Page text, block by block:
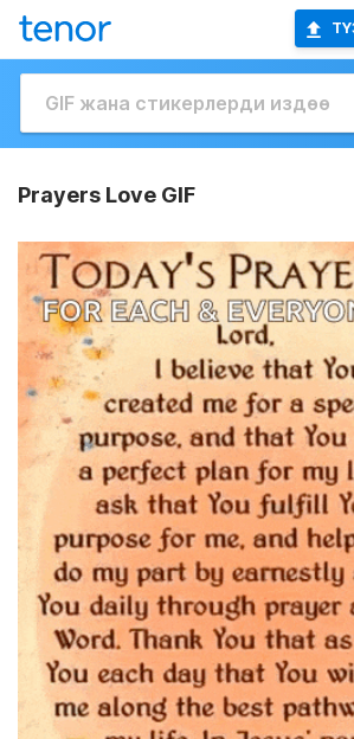
Prayers Love GIF